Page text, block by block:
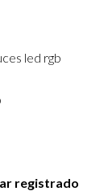
led rgb
registrado